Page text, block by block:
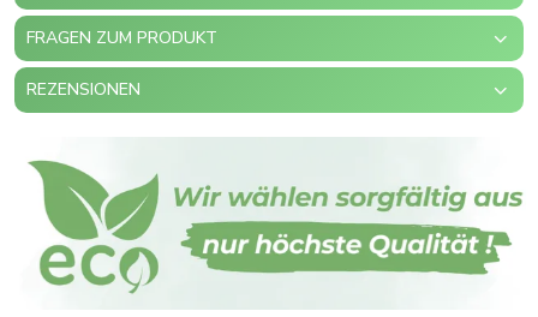
FRAGEN ZUM PRODUKT
REZENSIONEN